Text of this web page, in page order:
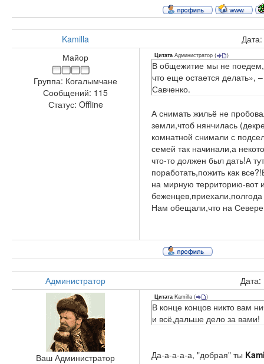
Kamilla
Майор
Группа: Когалымчане
Сообщений: 115
Статус: Offline
Цитата Администратор ( )
В общежитие мы не поедем,
что еще остается делать»,
Савченко.
А снимать жильё не
земли,чтоб нянчилась
комнатной снимали с
семей так начинали,а
что-то должен был дать!А
поработать,пожить как
на мирную территорию-вот
Нам обещали,что на Севере
Администратор
Ваш Администратор
Цитата Kamilla ( )
В конце концов никто вам
и всё,дальше дело за вами!
Да-а-а-а-а, "добрая" ты